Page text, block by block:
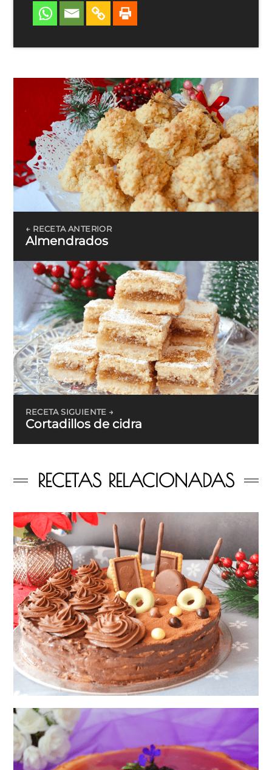
← RECETA ANTERIOR
Almendrados
RECETA SIGUIENTE →
Cortadillos de cidra
RECETAS RELACIONADAS